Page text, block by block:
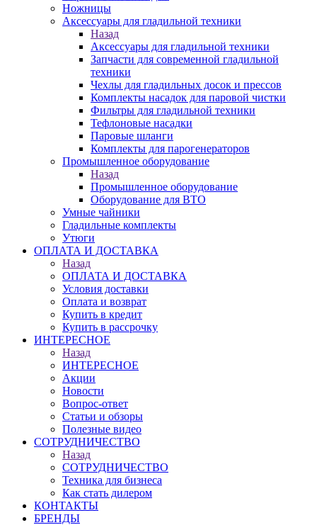
Ножницы
Аксессуары для гладильной техники
Назад
Аксессуары для гладильной техники
Запчасти для современной гладильной
техники
Чехлы для гладильных досок и прессов
Комплекты насадок для паровой чистки
Фильтры для гладильной техники
Тефлоновые насадки
Паровые шланги
Комплекты для парогенераторов
Промышленное оборудование
Назад
Промышленное оборудование
Оборудование для ВТО
Умные чайники
Гладильные комплекты
Утюги
ОПЛАТА И ДОСТАВКА
Назад
ОПЛАТА И ДОСТАВКА
Условия доставки
Оплата и возврат
Купить в кредит
Купить в рассрочку
ИНТЕРЕСНОЕ
Назад
ИНТЕРЕСНОЕ
Акции
Новости
Вопрос-ответ
Статьи и обзоры
Полезные видео
СОТРУДНИЧЕСТВО
Назад
СОТРУДНИЧЕСТВО
Техника для бизнеса
Как стать дилером
КОНТАКТЫ
БРЕНДЫ